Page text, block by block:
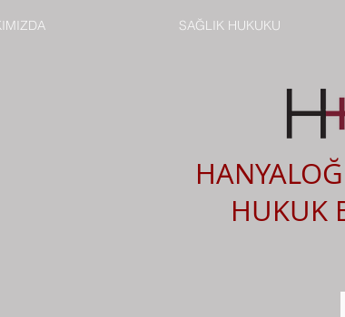
SAĞLIK HUKUKU
HUKUK